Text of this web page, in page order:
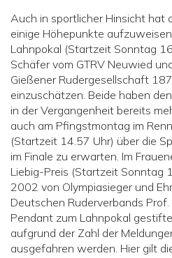
Auch in sportlicher Hinsicht hat
einige Höhepunkte
Lahnpokal (Startzeit Sonntag
Schäfer vom GTRV Neuwied
Gießener Rudergesellschaft
einzuschätzen. Beide haben
in der Vergangenheit bereits
auch am Pfingstmontag im
(Startzeit 14.57 Uhr) über die
im Finale zu erwarten. Im
Liebig-Preis (Startzeit Sonntag
2002 von Olympiasieger und
Deutschen Ruderverbands
Pendant zum Lahnpokal
aufgrund der Zahl der
ausgefahren werden. Hier gilt